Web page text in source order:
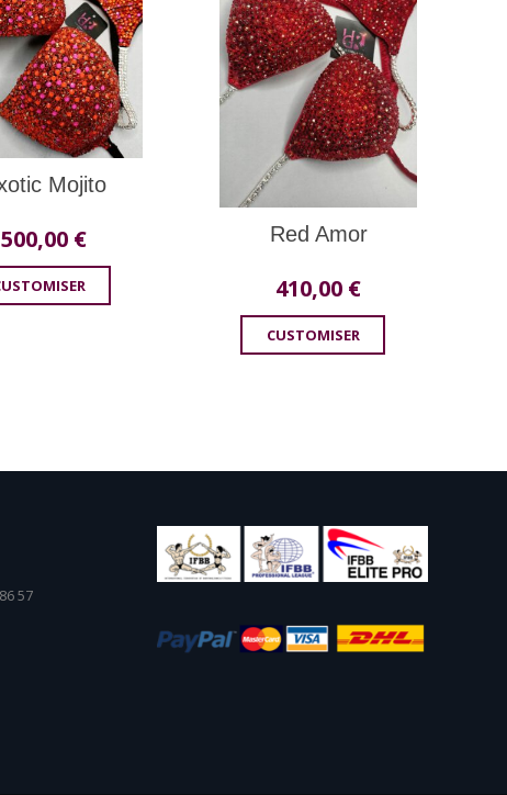
Mojito
500,00 € Red Amor
410,00 €
CUSTOMISER
57